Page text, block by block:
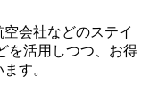
会社などのステイ
を活用しつつ、お得
す。